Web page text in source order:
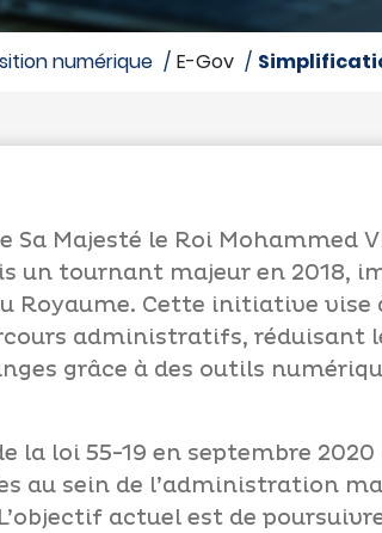
numérique E-Gov
Sa Majesté le Roi
un tournant majeur en 2018,
Royaume. Cette initiative vise
administratifs, réduisant
grâce à des outils
la loi 55-19 en septembre
au sein de l’administration
actuel est de